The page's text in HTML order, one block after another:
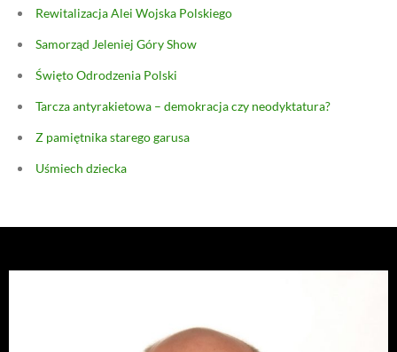
Rewitalizacja Alei Wojska Polskiego
Samorząd Jeleniej Góry Show
Święto Odrodzenia Polski
Tarcza antyrakietowa – demokracja czy neodyktatura?
Z pamiętnika starego garusa
Uśmiech dziecka